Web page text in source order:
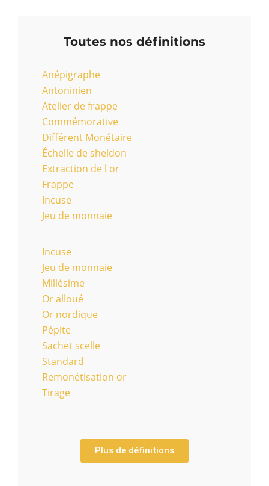
Toutes nos définitions
Anépigraphe
Antoninien
Atelier de frappe
Commémorative
Différent Monétaire
Échelle de sheldon
Extraction de l or
Frappe
Incuse
Jeu de monnaie
Incuse
Jeu de monnaie
Millésime
Or alloué
Or nordique
Pépite
Sachet scelle
Standard
Remonétisation or
Tirage
Plus de définitions